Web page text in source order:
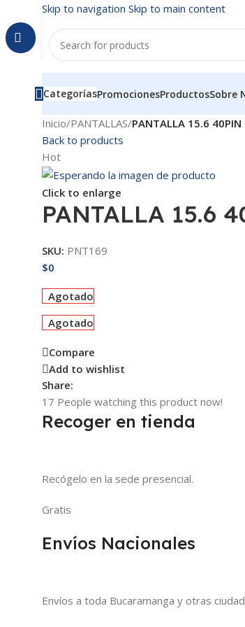
Skip to navigation Skip to main content
CategoríasPromocionesProductosSobre
Inicio/PANTALLAS/PANTALLA 15.6
Back to products
Hot
Click to enlarge
PANTALLA 15.6
SKU: PNT169
$0
Agotado
Agotado
Compare
Add to wishlist
Share:
17 People watching this product now!
Recoger en tienda
Recógelo en la sede presencial.
Gratis
Envíos Nacionales
Envíos a toda Bucaramanga y otras